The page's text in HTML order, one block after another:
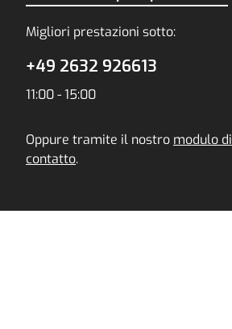
Migliori prestazioni sotto:
+49 2632 926613
11:00 - 15:00
Oppure tramite il nostro modulo di
contatto.